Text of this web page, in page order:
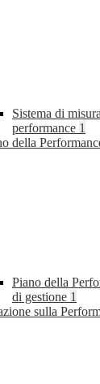
Sistema di
performance 1
della
Piano della
di gestione 1
sulla